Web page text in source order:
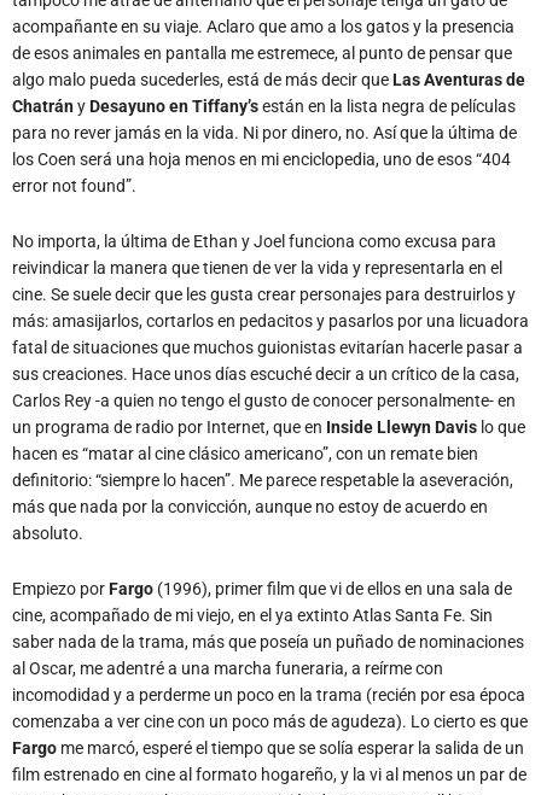
acompañante en su viaje. Aclaro que amo a los gatos y la presencia
de esos animales en pantalla me estremece, al punto de pensar que
algo malo pueda sucederles, está de más decir queLas Aventuras de
ChatrányDesayuno en Tiffany’sestán en la lista negra de películas
para no rever jamás en la vida. Ni por dinero, no. Así que la última de
los Coen será una hoja menos en mi enciclopedia, uno de esos “404
error not found”.
No importa, la última de Ethan y Joel funciona como excusa para
reivindicar la manera que tienen de ver la vida y representarla en el
cine. Se suele decir que les gusta crear personajes para destruirlos y
más: amasijarlos, cortarlos en pedacitos y pasarlos por una licuadora
fatal de situaciones que muchos guionistas evitarían hacerle pasar a
sus creaciones. Hace unos días escuché decir a un crítico de la casa,
Carlos Rey -a quien no tengo el gusto de conocer personalmente- en
un programa de radio por Internet, que en Inside Llewyn Davis lo que
hacen es “matar al cine clásico americano”, con un remate bien
definitorio: “siempre lo hacen”. Me parece respetable la aseveración,
más que nada por la convicción, aunque no estoy de acuerdo en
absoluto.
Empiezo porFargo (1996), primer film que vi de ellos en una sala de
cine, acompañado de mi viejo, en el ya extinto Atlas Santa Fe. Sin
saber nada de la trama, más que poseía un puñado de nominaciones
al Oscar, me adentré a una marcha funeraria, a reírme con
incomodidad y a perderme un poco en la trama (recién por esa época
comenzaba a ver cine con un poco más de agudeza). Lo cierto es que
Fargo me marcó, esperé el tiempo que se solía esperar la salida de un
film estrenado en cine al formato hogareño, y la vi al menos un par de